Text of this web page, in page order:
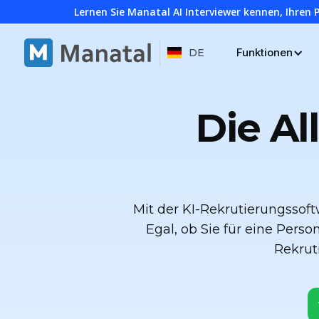
Lernen Sie Manatal AI Interviewer kennen,
DE Funktionen
Die
Mit der KI-
Egal, ob Sie für eine